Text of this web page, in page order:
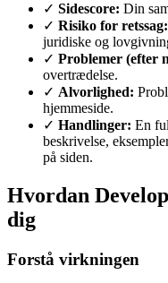
✓ Sidescore: Din
✓ Risiko for retssag:
juridiske og
✓ Problemer (efter
overtrædelse.
✓ Alvorlighed:
hjemmeside.
✓ Handlinger: En
beskrivelse,
på siden.
Hvordan
dig
Forstå virkningen